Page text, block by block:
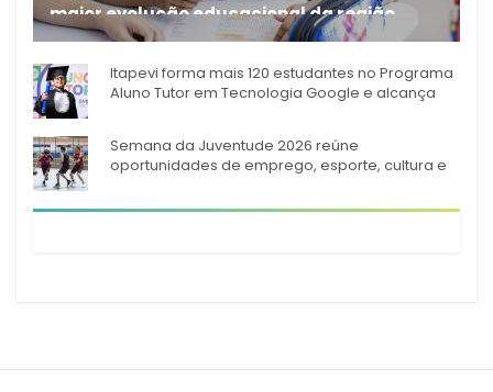
maior evolução educacional da região
A rede municipal de ensino
Itapevi forma mais 120 estudantes no Programa
Aluno Tutor em Tecnologia Google e alcança
Semana da Juventude 2026 reúne
oportunidades de emprego, esporte, cultura e